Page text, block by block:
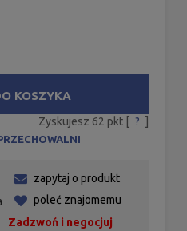
KOSZYKA
Zyskujesz 62 pkt [ ? ]
zapytaj o produkt
poleć znajomemu
Zadzwoń i negocjuj